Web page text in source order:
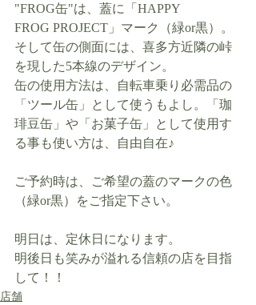
"FROG缶"は、蓋に「HAPPY
FROG PROJECT」マーク（緑or黒）。
そして缶の側面には、喜多方近隣の峠
を現した5本線のデザイン。
缶の使用方法は、自転車乗り必需品の
「ツール缶」として使うもよし。「珈
琲豆缶」や「お菓子缶」として使用す
る事も使い方は、自由自在♪
ご予約時は、ご希望の蓋のマークの色
（緑or黒）をご指定下さい。
明日は、定休日になります。
明後日も笑みが溢れる信頼の店を目指
して！！
店舗